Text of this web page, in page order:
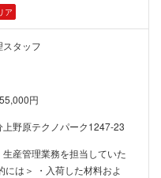
ア
タッフ
円
上野原テクノパーク1247-23
産管理業務を担当していた
には＞ ・入荷した材料およ